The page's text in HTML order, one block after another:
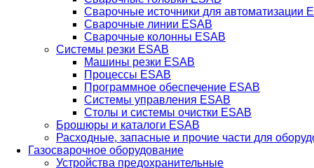
Сварочные источники для автоматизации
Сварочные линии ESAB
Сварочные колонны ESAB
Системы резки ESAB
Машины резки ESAB
Процессы ESAB
Программное обеспечение ESAB
Системы управления ESAB
Столы и системы очистки ESAB
Брошюры и каталоги ESAB
Расходные, запасные и прочие части для
Газосварочное оборудование
Устройства предохранительные